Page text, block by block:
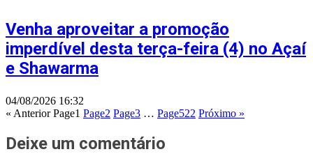
Venha aproveitar a promoção
imperdível desta terça-feira (4) no Açaí
e Shawarma
04/08/2026 16:32
« Anterior Page1 Page2 Page3 … Page522 Próximo »
Deixe um comentário